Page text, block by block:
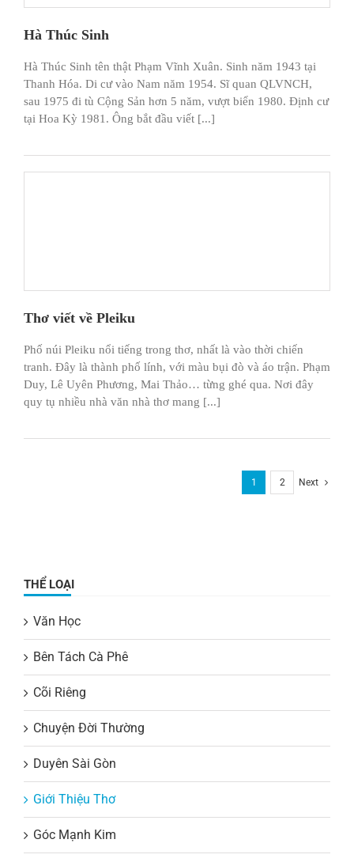
Hà Thúc Sinh
Hà Thúc Sinh tên thật Phạm Vĩnh Xuân. Sinh năm 1943 tại
Thanh Hóa. Di cư vào Nam năm 1954. Sĩ quan QLVNCH,
sau 1975 đi tù Cộng Sản hơn 5 năm, vượt biển 1980. Định cư
tại Hoa Kỳ 1981. Ông bắt đầu viết [...]
Thơ viết về Pleiku
Phố núi Pleiku nổi tiếng trong thơ, nhất là vào thời chiến
tranh. Đây là thành phố lính, với màu bụi đò và áo trận. Phạm
Duy, Lê Uyên Phương, Mai Thảo… từng ghé qua. Nơi đây
quy tụ nhiều nhà văn nhà thơ mang [...]
1 2 Next
THỂ LOẠI
Văn Học
Bên Tách Cà Phê
Cõi Riêng
Chuyện Đời Thường
Duyên Sài Gòn
Giới Thiệu Thơ
Góc Mạnh Kim